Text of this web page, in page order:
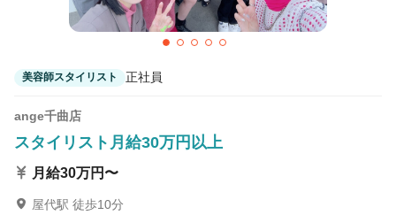
ネイリスト エステティシャン
講師・インストラクター 営業・販売スタッフ・その他
美容師スタイリスト 正社員
ange千曲店
スタイリスト月給30万円以上
月給30万円〜
屋代駅 徒歩10分